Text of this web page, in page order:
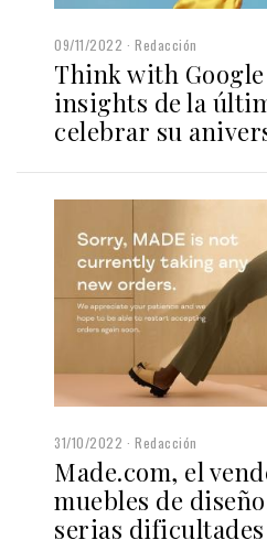
09/11/2022 Redacción
Think with
insights de la
celebrar su
31/10/2022 Redacción
Made.com, el
muebles de
serias